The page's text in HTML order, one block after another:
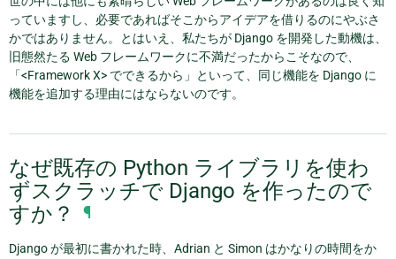
っていますし、必要であればそこからアイデアを借りるのにやぶさ
かではありません。とはいえ、私たちが Django を開発した動機は、
旧態然たる Web フレームワークに不満だったからこそなので、
「<Framework X> でできるから」といって、同じ機能を Django に
機能を追加する理由にはならないのです。
なぜ既存の Python ライブラリを使わ
ずスクラッチで Django を作ったので
すか？
¶
Django が最初に書かれた時、Adrian と Simon はかなりの時間をか